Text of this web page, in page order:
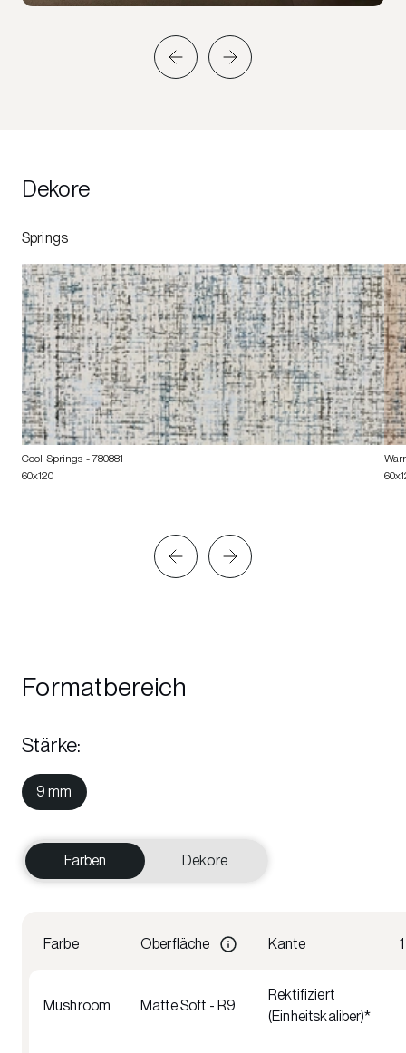
Dekore
Springs
Cool Springs - 780881
60x120
Formatbereich
Stärke:
9 mm
Farben Dekore
Farbe Oberfläche Kante
Mushroom Matte Soft - R9
Rektifiziert
(Einheitskaliber)*